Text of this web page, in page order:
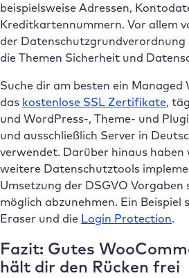
beispielsweise Adressen,
Kreditkartennummern. Vor allem
der
die Themen Sicherheit und
Suche dir am besten ein Managed
das kostenlose SSL Zertifikate,
und WordPress-, Theme- und
und ausschließlich Server in
verwendet. Darüber hinaus haben
weitere Datenschutztools
Umsetzung der DSGVO Vorgaben
möglich abzunehmen. Ein Beispiel
Eraser und die Login Protection.
Fazit: Gutes
hält dir den Rücken frei